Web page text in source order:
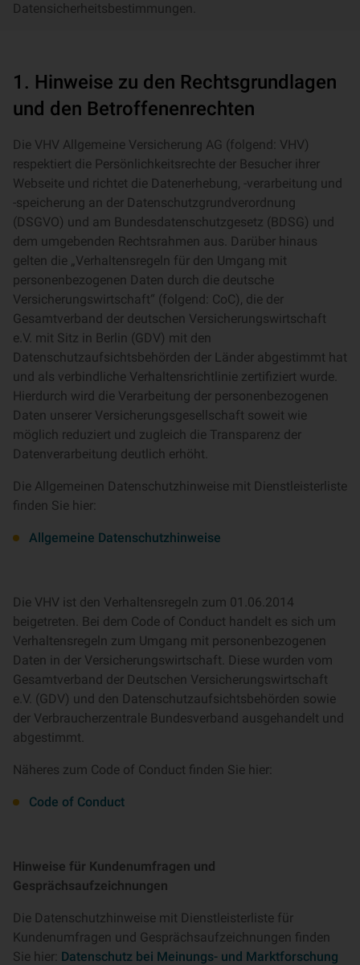
Datensicherheitsbestimmungen.
1. Hinweise zu den Rechtsgrundlagen
und den Betroffenenrechten
Die VHV Allgemeine Versicherung AG (folgend: VHV)
respektiert die Persönlichkeitsrechte der Besucher ihrer
Webseite und richtet die Datenerhebung, -verarbeitung und
-speicherung an der Datenschutzgrundverordnung
(DSGVO) und am Bundesdatenschutzgesetz (BDSG) und
dem umgebenden Rechtsrahmen aus. Darüber hinaus
gelten die „Verhaltensregeln für den Umgang mit
personenbezogenen Daten durch die deutsche
Versicherungswirtschaft“ (folgend: CoC), die der
Gesamtverband der deutschen Versicherungswirtschaft
e.V. mit Sitz in Berlin (GDV) mit den
Datenschutzaufsichtsbehörden der Länder abgestimmt hat
und als verbindliche Verhaltensrichtlinie zertifiziert wurde.
Hierdurch wird die Verarbeitung der personenbezogenen
Daten unserer Versicherungsgesellschaft soweit wie
möglich reduziert und zugleich die Transparenz der
Datenverarbeitung deutlich erhöht.
Die Allgemeinen Datenschutzhinweise mit Dienstleisterliste
finden Sie hier:
Allgemeine Datenschutzhinweise
Die VHV ist den Verhaltensregeln zum 01.06.2014
beigetreten. Bei dem Code of Conduct handelt es sich um
Verhaltensregeln zum Umgang mit personenbezogenen
Daten in der Versicherungswirtschaft. Diese wurden vom
Gesamtverband der Deutschen Versicherungswirtschaft
e.V. (GDV) und den Datenschutzaufsichtsbehörden sowie
der Verbraucherzentrale Bundesverband ausgehandelt und
abgestimmt.
Näheres zum Code of Conduct finden Sie hier:
Code of Conduct
Hinweise für Kundenumfragen und
Gesprächsaufzeichnungen
Die Datenschutzhinweise mit Dienstleisterliste für
Kundenumfragen und Gesprächsaufzeichnungen finden
Sie hier: Datenschutz bei Meinungs- und Marktforschung